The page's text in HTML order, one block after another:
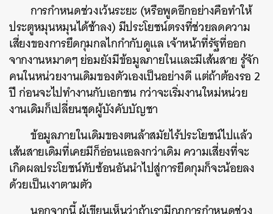
การกำหนดช่วงเว้นระยะ (หรือพูดอีกอย่างคือทำให้
ประตูหมุนหมุนได้ช้าลง) มีประโยชน์ตรงที่ช่วยลดความ
เสี่ยงของการยึดกุมกลไกกำกับดูแล เจ้าหน้าที่รัฐที่ออก
จากงานหมาดๆ ย่อมยังมีข้อมูลภายในและมีเส้นสาย รู้จัก
คนในหน่วยงานเดิมของตัวเองเป็นอย่างดี แต่ถ้าต้องรอ 2
ปี ก่อนจะไปทำงานกับเอกชน กว่าจะเริ่มงานใหม่หน่วย
งานเดิมก็เปลี่ยนชุดผู้บังคับบัญชา
ข้อมูลภายในเดิมของตนล้าสมัยไร้ประโยชน์ไปแล้ว
เส้นสายเดิมที่เคยมีก็อ่อนแอลงกว่าเดิม ความเสี่ยงที่จะ
เกิดผลประโยชน์ทับซ้อนอันนำไปสู่การยึดกุมก็จะน้อยลง
ด้วยเป็นเงาตามตัว